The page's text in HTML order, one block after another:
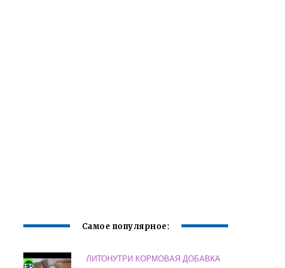
Самое популярное:
ЛИТОНУТРИ КОРМОВАЯ ДОБАВКА